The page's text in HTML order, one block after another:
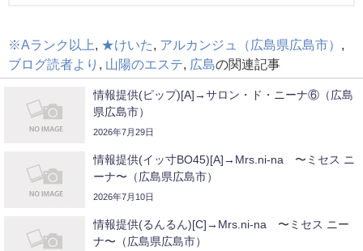
※Aランク以上 ★けいた アルカンジュ（広島県広島市）
ブログ読者より
山陽のエステ 広島の関連記事
情報提供(ピップ)[A]→サロン・ド・ニーナ⑥（広島
県広島市）
2026年7月29日
情報提供(イッ寸BO45)[A]→Mrs.ni-na 〜ミセス ニ
ーナ〜（広島県広島市）
2026年7月10日
情報提供(るんるん)[C]→Mrs.ni-na 〜ミセス ニー
ナ〜（広島県広島市）